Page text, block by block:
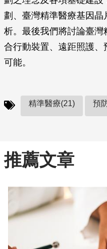
劃、臺灣精準醫療基因
析。最後我們將討論臺
合行動裝置、遠距照護
可能。
精準醫療(21) 預
推薦文章